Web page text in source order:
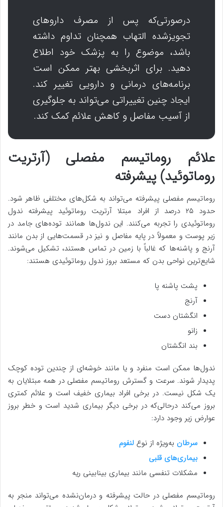
درصورتی‌که پس از مصرف داروهای
تجویزشده التهاب همچنان تداوم داشته
باشد، موضوع را به پزشک خود اطلاع
دهید. برای اثربخشی بهتر ممکن است
برنامه‌های درمانی و دارویی تغییر کند.
ایجاد چنین تغییراتی می‌تواند به جلوگیری
از آسیب مفاصل و کاهش علائم کمک کند.
علائم روماتیسم مفصلی (آرتریت
روماتوئید) پیشرفته
روماتیسم مفصلی پیشرفته می‌تواند به شکل‌های مختلفی ظاهر شود.
حدود ۲۵ درصد از افراد مبتلا آرتریت روماتوئید پیشرفته ندول
روماتوئیدی را تجربه می‌کنند. این ندول‌ها همانند توده‌های جامد در
زیر پوست و معمولاً در پایه مفاصل و نیز در قسمت‌هایی از بدن مانند
آرنج و پاشنه‌ها که غالباً با زمین در تماس هستند، تشکیل می‌شوند.
شایع‌ترین نواحی بدن که مستعد بروز ندول روماتوئیدی هستند:
پشت پاشنه پا
آرنج
انگشتان دست
زانو
بند انگشتان
ندول‌ها ممکن است منفرد و یا مانند خوشه‌ای از چندین توده کوچک
پدیدار شوند. سرعت و گسترش روماتیسم مفصلی در همه مبتلایان به
یک شکل نیست. در برخی افراد بیماری خفیف است و علائم کمتری
بروز می‌کند درحالی‌که در برخی دیگر بیماری شدید است و خطر بروز
عوارض زیر وجود دارد:
سرطان به‌ویژه از نوع لنفوم
بیماری‌های قلبی
مشکلات تنفسی مانند بیماری بینابینی ریه
روماتیسم مفصلی در حالت پیشرفته و درمان‌نشده می‌تواند منجر به